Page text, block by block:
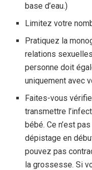
base d’eau.)
Limitez votre
Pratiquez la
relations
personne doit
uniquement avec
Faites-vous
transmettre
bébé. Ce n’est
dépistage en
pouvez pas
la grossesse. Si